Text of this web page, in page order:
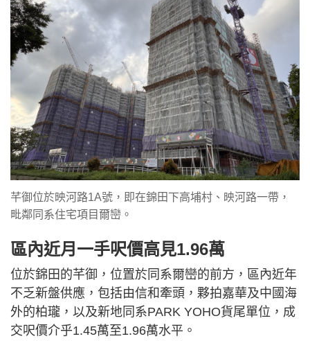
芊御位於映河路1A號，即在錦田下高埔村、映河路一帶，
毗鄰同系住宅項目爾巒。
區內近月一手呎價高見1.96萬
位於錦田的芊御，位置於同系爾巒的前方，區內近年
不乏新盤供應，包括由信和牽頭，夥拍嘉華及中國海
外的柏瓏，以及新地同系PARK YOHO貨尾單位，成
交呎價介乎1.45萬至1.96萬水平。